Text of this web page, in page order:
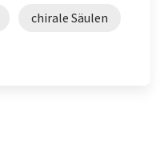
chirale Säulen